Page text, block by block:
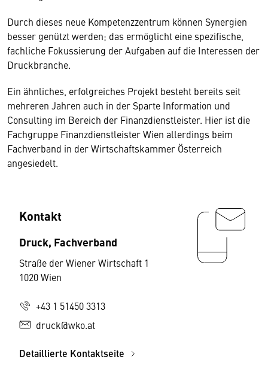
Durch dieses neue Kompetenzzentrum können Synergien
besser genützt werden; das ermöglicht eine spezifische,
fachliche Fokussierung der Aufgaben auf die Interessen der
Druckbranche.
Ein ähnliches, erfolgreiches Projekt besteht bereits seit
mehreren Jahren auch in der Sparte Information und
Consulting im Bereich der Finanzdienstleister. Hier ist die
Fachgruppe Finanzdienstleister Wien allerdings beim
Fachverband in der Wirtschaftskammer Österreich
angesiedelt.
Kontakt
Druck, Fachverband
Straße der Wiener Wirtschaft 1
1020 Wien
+43 1 51450 3313
druck@wko.at
Detaillierte Kontaktseite